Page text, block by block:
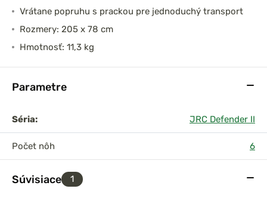
Vrátane popruhu s prackou pre jednoduchý transport
Rozmery: 205 x 78 cm
Hmotnosť: 11,3 kg
Parametre
Séria: JRC Defender II
Počet nôh 6
Súvisiace 1